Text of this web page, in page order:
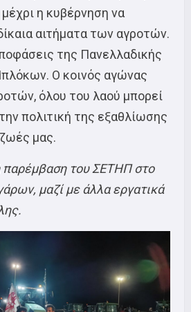
η κυβέρνηση να
αιτήματα των αγροτών.
της Πανελλαδικής
Ο κοινός αγώνας
όλου του λαού μπορεί
πολιτική της εξαθλίωσης
μας.
παρέμβαση του ΣΕΤΗΠ στο
μαζί με άλλα εργατικά